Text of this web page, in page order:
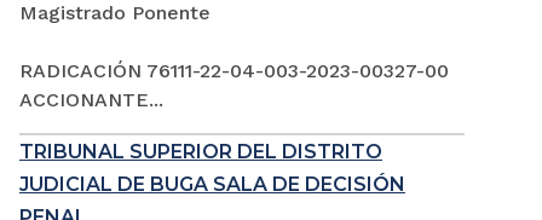
Magistrado Ponente
RADICACIÓN 76111-22-04-003-2023-00327-00
ACCIONANTE...
TRIBUNAL SUPERIOR DEL DISTRITO
JUDICIAL DE BUGA SALA DE DECISIÓN